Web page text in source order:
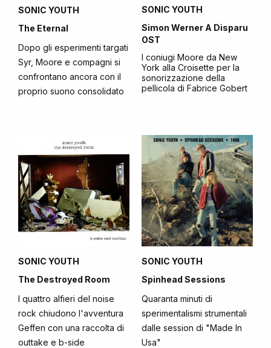
SONIC YOUTH
The Eternal
Dopo gli esperimenti targati
Syr, Moore e compagni si
confrontano ancora con il
proprio suono consolidato
SONIC YOUTH
Simon Werner A Disparu
OST
I coniugi Moore da New
York alla Croisette per la
sonorizzazione della
pellicola di Fabrice Gobert
SONIC YOUTH
The Destroyed Room
I quattro alfieri del noise
rock chiudono l'avventura
Geffen con una raccolta di
outtake e b-side
SONIC YOUTH
Spinhead Sessions
Quaranta minuti di
sperimentalismi strumentali
dalle session di "Made In
Usa"